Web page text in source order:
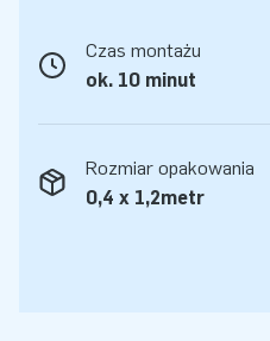
Czas montażu
ok. 10 minut
Rozmiar opakowania
0,4 x 1,2metr